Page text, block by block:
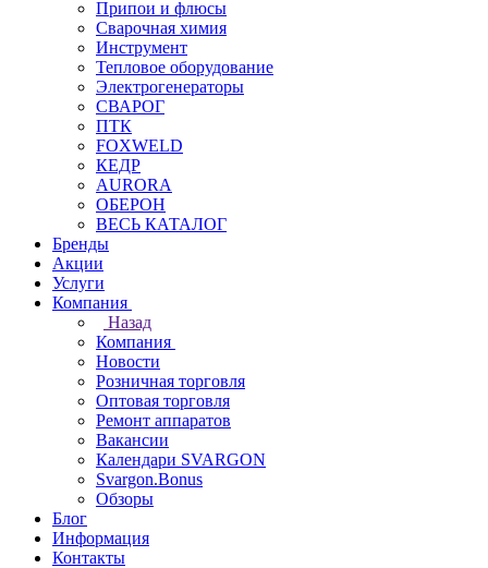
Припои и флюсы
Сварочная химия
Инструмент
Тепловое оборудование
Электрогенераторы
СВАРОГ
ПТК
FOXWELD
КЕДР
AURORA
ОБЕРОН
ВЕСЬ КАТАЛОГ
Бренды
Акции
Услуги
Компания
Назад
Компания
Новости
Розничная торговля
Оптовая торговля
Ремонт аппаратов
Вакансии
Календари SVARGON
Svargon.Bonus
Обзоры
Блог
Информация
Контакты